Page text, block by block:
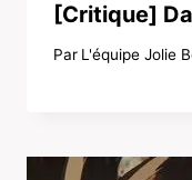
[Critique]
Par L'équipe Jolie